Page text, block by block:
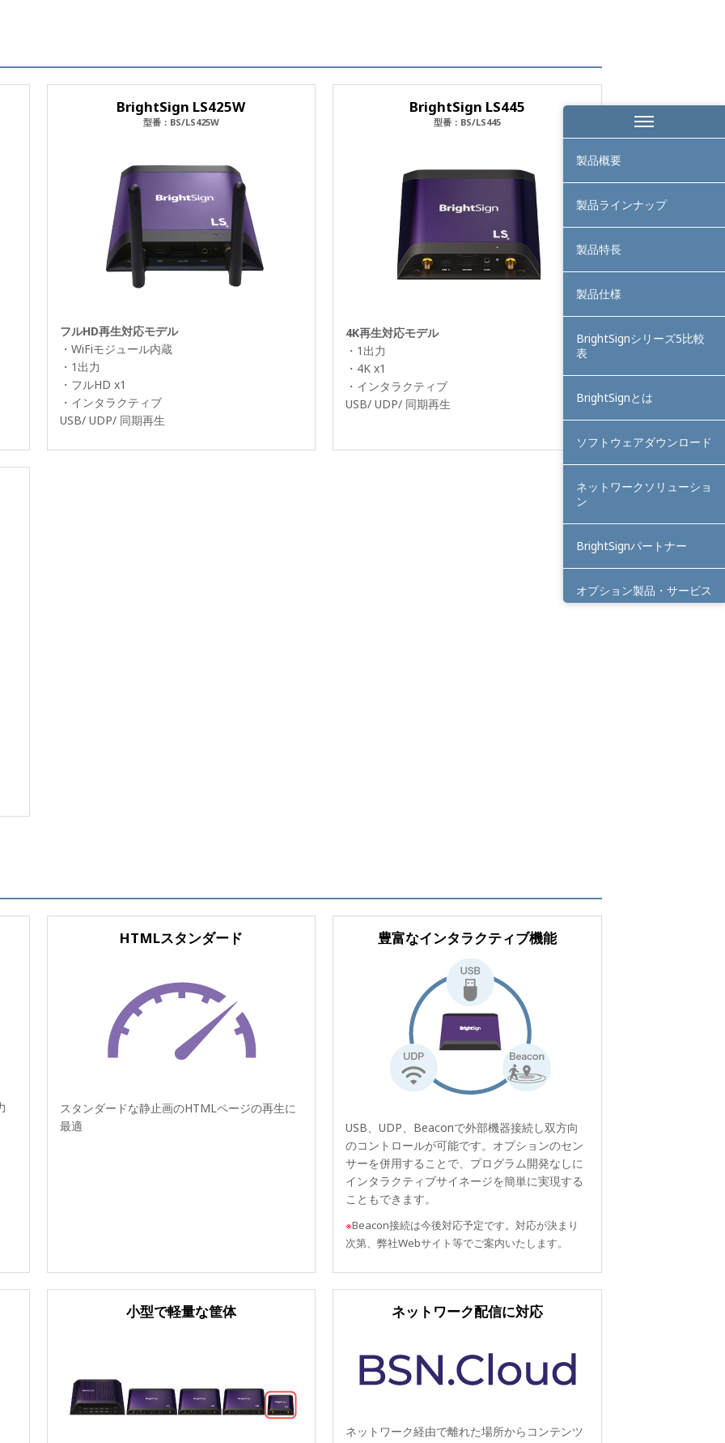
BrightSign LS425W
型番：BS/LS425W
フルHD再生対応モデル
・WiFiモジュール内蔵
・1出力
・フルHD x1
・インタラクティブ
USB/ UDP/ 同期再生
BrightSign LS445
型番：BS/LS445
4K再生対応モデル
・1出力
・4K x1
・インタラクティブ
USB/ UDP/ 同期再生
HTMLスタンダード
スタンダードな静止画のHTMLページの再生に
最適
豊富なインタラクティブ機能
USB、UDP、Beaconで外部機器接続し双方向
のコントロールが可能です。オプションのセン
サーを併用することで、プログラム開発なしに
インタラクティブサイネージを簡単に実現する
こともできます。
※Beacon接続は今後対応予定です。対応が決まり
次第、弊社Webサイト等でご案内いたします。
小型で軽量な筐体 ネットワーク配信に対応
ネットワーク経由で離れた場所からコンテンツ
製品概要
製品ラインナップ
製品特長
製品仕様
BrightSignシリーズ5比較
表
BrightSignとは
ソフトウェアダウンロード
ネットワークソリューショ
ン
BrightSignパートナー
オプション製品・サービス